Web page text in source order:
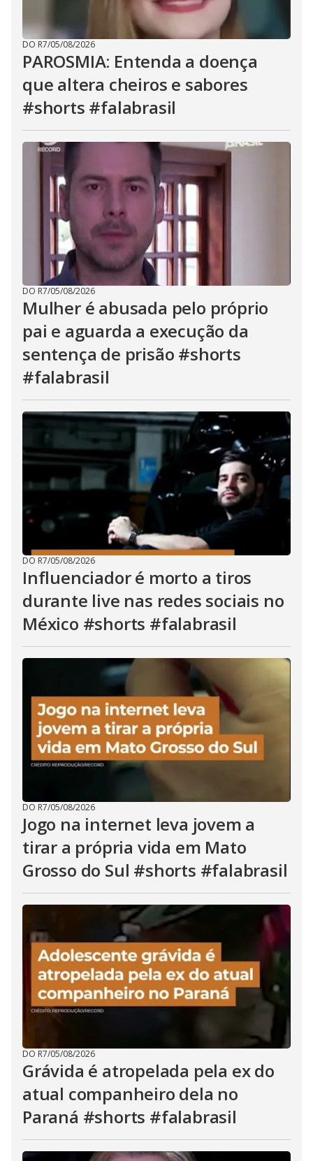
DO R7/05/08/2026
PAROSMIA: Entenda a doença
que altera cheiros e sabores
#shorts #falabrasil
DO R7/05/08/2026
Mulher é abusada pelo próprio
pai e aguarda a execução da
sentença de prisão #shorts
#falabrasil
DO R7/05/08/2026
Influenciador é morto a tiros
durante live nas redes sociais no
México #shorts #falabrasil
DO R7/05/08/2026
Jogo na internet leva jovem a
tirar a própria vida em Mato
Grosso do Sul #shorts #falabrasil
DO R7/05/08/2026
Grávida é atropelada pela ex do
atual companheiro dela no
Paraná #shorts #falabrasil